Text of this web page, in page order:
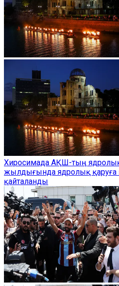
Хиросимада АҚШ-тың
жылдығында ядролық қаруға
қайталанды